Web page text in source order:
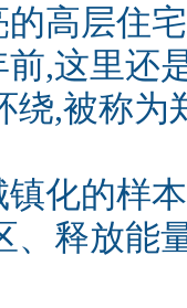
高层住
,这里还
绕,被称为
的样本
、释放能